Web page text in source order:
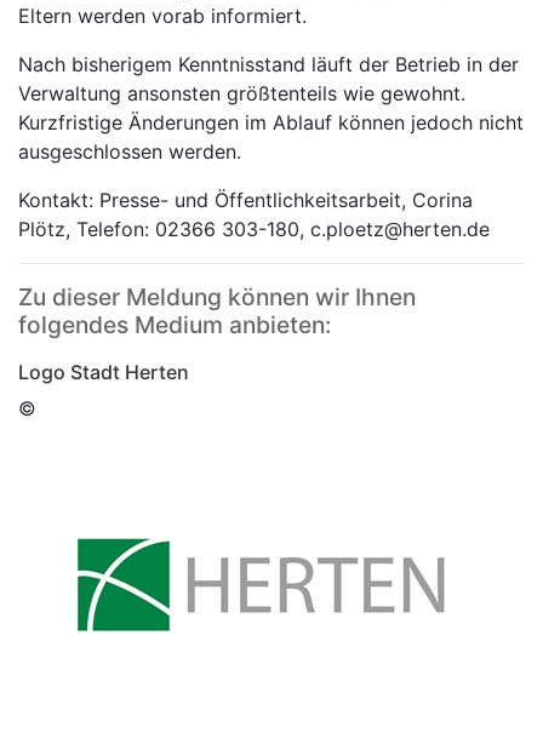
Eltern werden vorab informiert.
Nach bisherigem Kenntnisstand läuft der Betrieb in der
Verwaltung ansonsten größtenteils wie gewohnt.
Kurzfristige Änderungen im Ablauf können jedoch nicht
ausgeschlossen werden.
Kontakt: Presse- und Öffentlichkeitsarbeit, Corina
Plötz, Telefon: 02366 303-180, c.ploetz@herten.de
Zu dieser Meldung können wir Ihnen
folgendes Medium anbieten:
Logo Stadt Herten
©